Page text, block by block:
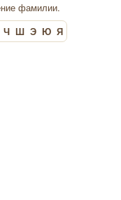
фамилии.
Ч Ш Э Ю Я